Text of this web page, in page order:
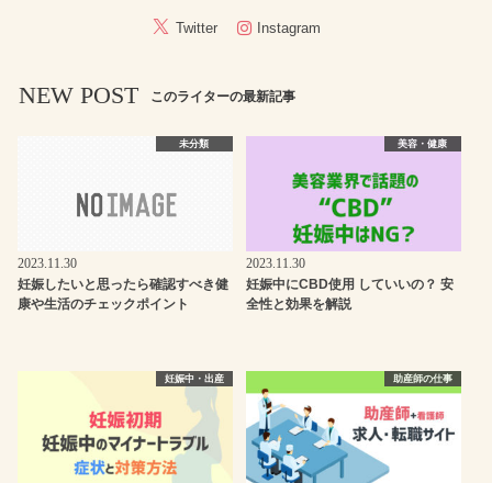
Twitter Instagram
NEW POST このライターの最新記事
未分類
2023.11.30
妊娠したいと思ったら確認すべき健
康や生活のチェックポイント
美容・健康
2023.11.30
妊娠中にCBD使用 していいの？ 安
全性と効果を解説
妊娠中・出産 助産師の仕事